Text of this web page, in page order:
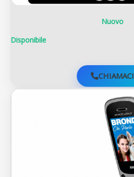
Nuovo
Disponibile
CHIAMACI